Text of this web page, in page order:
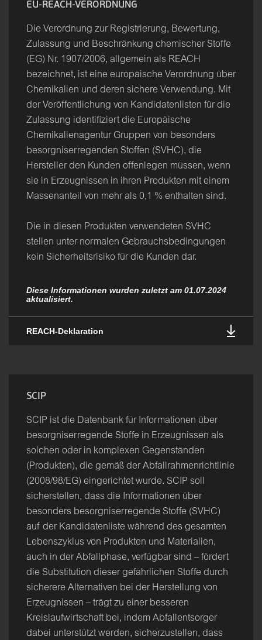
EU-REACH-VERORDNUNG
Die Verordnung zur Registrierung, Bewertung,
Zulassung und Beschränkung chemischer Stoffe
(EG) Nr. 1907/2006, allgemein als REACH
bezeichnet, ist eine europäische Verordnung über
Chemikalien und deren sichere Verwendung. Mit
der Veröffentlichung von Kandidatenlisten für die
Zulassung identifiziert die Europäische
Chemikalienagentur Gruppen von besonders
besorgniserregenden Stoffen (SVHC), die
Hersteller den Kunden offenlegen müssen, wenn
sie in Erzeugnissen in ihren Produkten mit einem
Massenanteil von mehr als 0,1 % enthalten sind.
Die in diesen Produkten verwendeten SVHC
stellen unter normalen Gebrauchsbedingungen
kein Sicherheitsrisiko für die Kunden dar.
Diese Informationen wurden zuletzt am 01.07.2024
aktualisiert.
REACH-Deklaration
SCIP
SCIP ist die Datenbank für Informationen über
besorgniserregende Stoffe in Erzeugnissen als
solchen oder in komplexen Gegenständen
(Produkten), die gemäß der Abfallrahmenrichtlinie
(2008/98/EG) eingerichtet wurde. SCIP soll
sicherstellen, dass die Informationen über
besonders besorgniserregende Stoffe (SVHC)
auf der Kandidatenliste während des gesamten
Lebenszyklus von Produkten und Materialien,
auch in der Abfallphase, verfügbar sind – fördert
die Substitution dieser gefährlichen Stoffe durch
sicherere Alternativen bei der Herstellung von
Erzeugnissen – trägt zu einer besseren
Kreislaufwirtschaft bei, indem Abfallentsorger
dabei unterstützt werden, sicherzustellen, dass